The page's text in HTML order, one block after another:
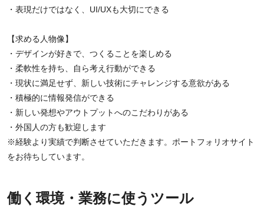
・表現だけではなく、UI/UXも大切にできる
【求める人物像】
・デザインが好きで、つくることを楽しめる
・柔軟性を持ち、自ら考え行動ができる
・現状に満足せず、新しい技術にチャレンジする意欲がある
・積極的に情報発信ができる
・新しい発想やアウトプットへのこだわりがある
・外国人の方も歓迎します
※経験より実績で判断させていただきます。ポートフォリオサイト
をお待ちしています。
働く環境・業務に使うツール